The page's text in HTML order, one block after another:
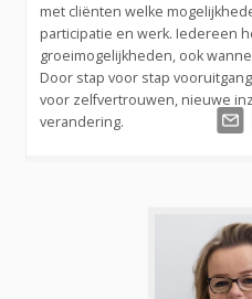
met cliënten welke
participatie en werk. Iedereen
groeimogelijkheden, ook
Door stap voor stap
voor zelfvertrouwen, nieuwe
verandering.